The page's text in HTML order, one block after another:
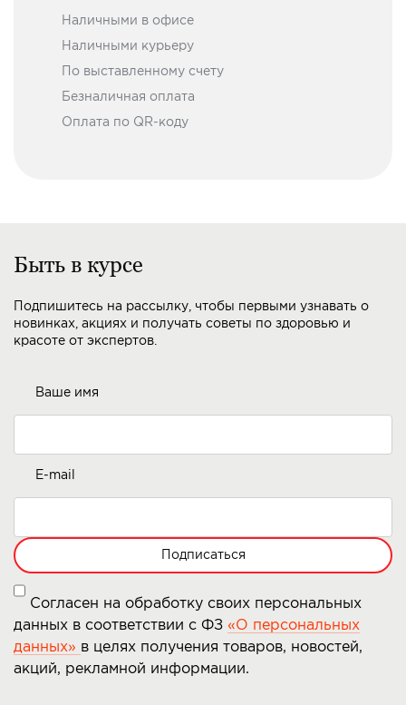
Наличными в офисе
Наличными курьеру
По выставленному счету
Безналичная оплата
Оплата по QR-коду
Быть в курсе
Подпишитесь на рассылку, чтобы первыми узнавать о
новинках, акциях и получать советы по здоровью и
красоте от экспертов.
Ваше имя
E-mail
Подписаться
Согласен на обработку своих персональных
данных в соответствии с ФЗ «О персональных
данных» в целях получения товаров, новостей,
акций, рекламной информации.